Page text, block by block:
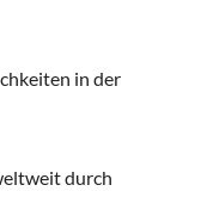
in der
durch